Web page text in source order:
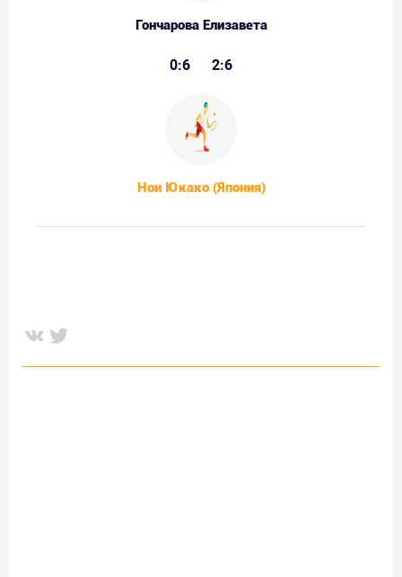
Гончарова Елизавета
0:6 2:6
Нои Юкако (Япония)